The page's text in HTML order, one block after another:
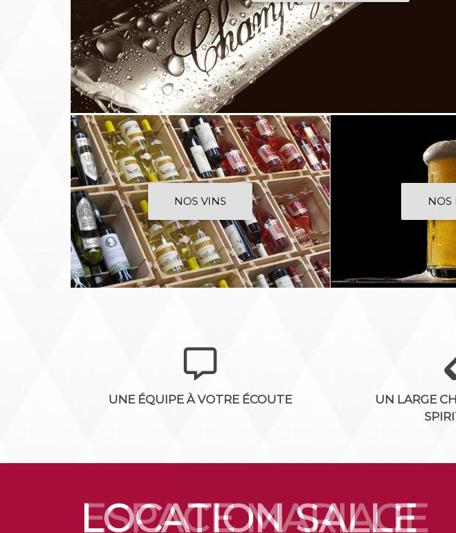
NOS VINS NOS
UNE ÉQUIPE À VOTRE ÉCOUTE
UN LARGE
LOCATION SALLE